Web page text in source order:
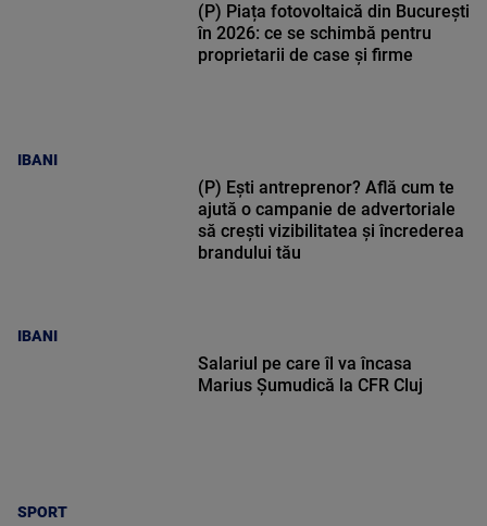
IBANI
(P) Piața fotovoltaică din București
în 2026: ce se schimbă pentru
proprietarii de case și firme
IBANI
(P) Ești antreprenor? Află cum te
ajută o campanie de advertoriale
să crești vizibilitatea și încrederea
brandului tău
SPORT
Salariul pe care îl va încasa
Marius Șumudică la CFR Cluj